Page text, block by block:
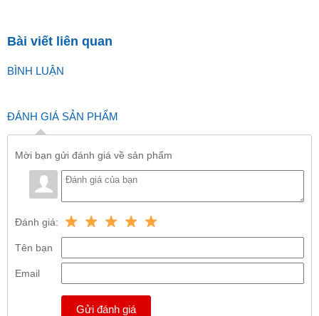
Bài viết liên quan
BÌNH LUẬN
ĐÁNH GIÁ SẢN PHẨM
Mời bạn gửi đánh giá về sản phẩm
Đánh giá:
Tên bạn
Email
Gửi đánh giá